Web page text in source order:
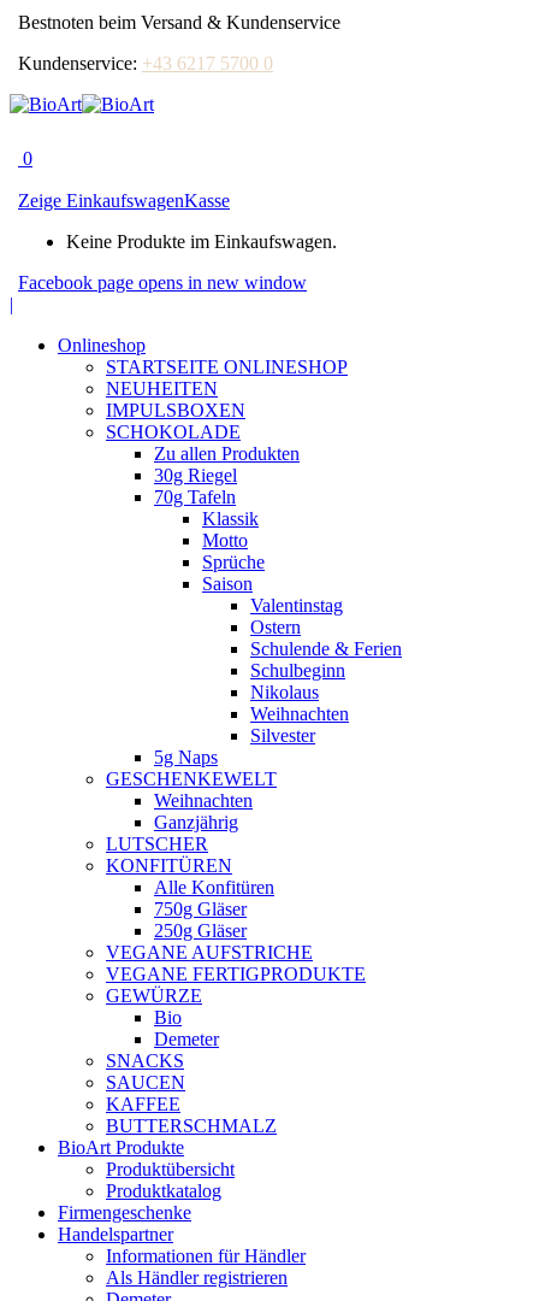
Bestnoten beim Versand & Kundenservice
Kundenservice: +43 6217 5700 0
0
Zeige EinkaufswagenKasse
Keine Produkte im Einkaufswagen.
Facebook page opens in new window
|
Onlineshop
STARTSEITE ONLINESHOP
NEUHEITEN
IMPULSBOXEN
SCHOKOLADE
Zu allen Produkten
30g Riegel
70g Tafeln
Klassik
Motto
Sprüche
Saison
Valentinstag
Ostern
Schulende & Ferien
Schulbeginn
Nikolaus
Weihnachten
Silvester
5g Naps
GESCHENKEWELT
Weihnachten
Ganzjährig
LUTSCHER
KONFITÜREN
Alle Konfitüren
750g Gläser
250g Gläser
VEGANE AUFSTRICHE
VEGANE FERTIGPRODUKTE
GEWÜRZE
Bio
Demeter
SNACKS
SAUCEN
KAFFEE
BUTTERSCHMALZ
BioArt Produkte
Produktübersicht
Produktkatalog
Firmengeschenke
Handelspartner
Informationen für Händler
Als Händler registrieren